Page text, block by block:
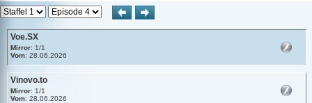
Voe.SX
Mirror: 1/1
Vom: 28.06.2026
Vinovo.to
Mirror: 1/1
Vom: 28.06.2026